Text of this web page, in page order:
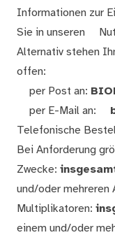
Informationen zur
Sie in unseren
Alternativ stehen
offen:
per Post an:
per E-Mail an:
Telefonische
Bei Anforderung
Zwecke:
und/oder mehreren
Multiplikatoren:
einem und/oder